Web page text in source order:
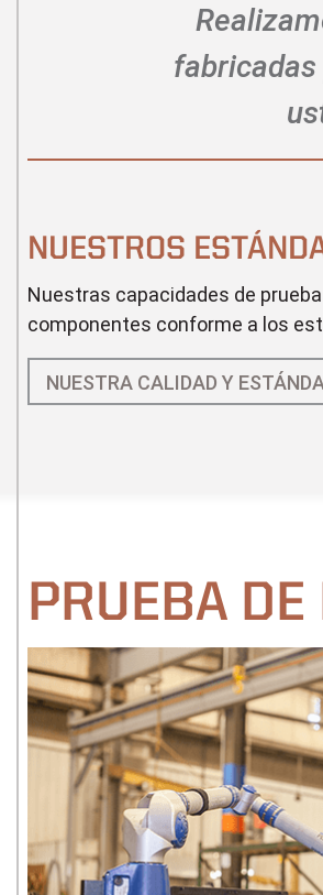
fabricadas
NUESTROS
Nuestras capacidades de
componentes conforme a los
NUESTRA CALIDAD Y
PRUEBA